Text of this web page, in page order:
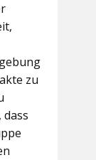
zu